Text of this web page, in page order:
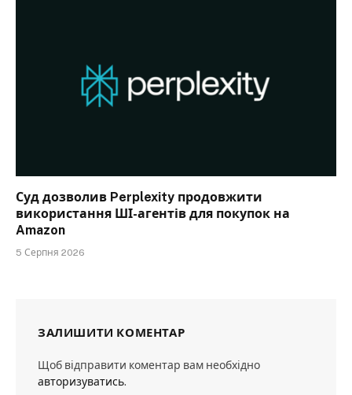
Суд дозволив Perplexity продовжити
використання ШІ-агентів для покупок на
Amazon
5 Серпня 2026
ЗАЛИШИТИ КОМЕНТАР
Щоб відправити коментар вам необхідно
авторизуватись.